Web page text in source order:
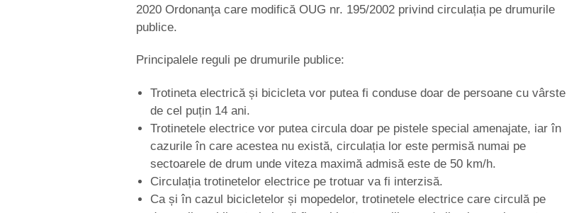
2020 Ordonanţa care modifică OUG nr. 195/2002 privind circulația pe drumurile
publice.
Principalele reguli pe drumurile publice:
Trotineta electrică și bicicleta vor putea fi conduse doar de persoane cu vârste
de cel puțin 14 ani.
Trotinetele electrice vor putea circula doar pe pistele special amenajate, iar în
cazurile în care acestea nu există, circulația lor este permisă numai pe
sectoarele de drum unde viteza maximă admisă este de 50 km/h.
Circulația trotinetelor electrice pe trotuar va fi interzisă.
Ca și în cazul bicicletelor și mopedelor, trotinetele electrice care circulă pe